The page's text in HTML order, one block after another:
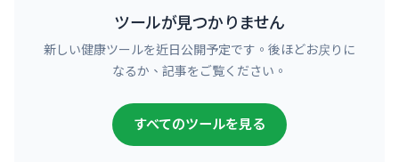
ツールが見つかりません
新しい健康ツールを近日公開予定です。後ほどお戻りに
なるか、記事をご覧ください。
すべてのツールを見る